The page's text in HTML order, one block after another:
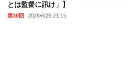
とは監督に訊け」】
第30回 2026/6/25 21:15